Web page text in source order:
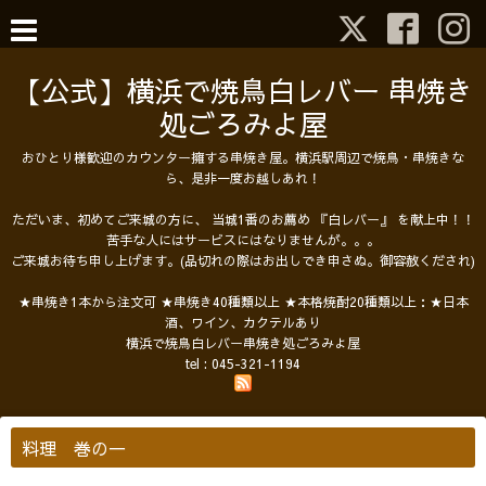
【公式】横浜で焼鳥白レバー 串焼き
処ごろみよ屋
おひとり様歓迎のカウンター擁する串焼き屋。横浜駅周辺で焼鳥・串焼きな
ら、是非一度お越しあれ！
ただいま、初めてご来城の方に、 当城1番のお薦め 『白レバー』 を献上中！！
苦手な人にはサービスにはなりませんが。。。
ご来城お待ち申し上げます。(品切れの際はお出しでき申さぬ。御容赦くだされ)
★串焼き1本から注文可 ★串焼き40種類以上 ★本格焼酎20種類以上：★日本
酒、ワイン、カクテルあり
横浜で焼鳥白レバー串焼き処ごろみよ屋
tel : 045-321-1194
料理 巻の一